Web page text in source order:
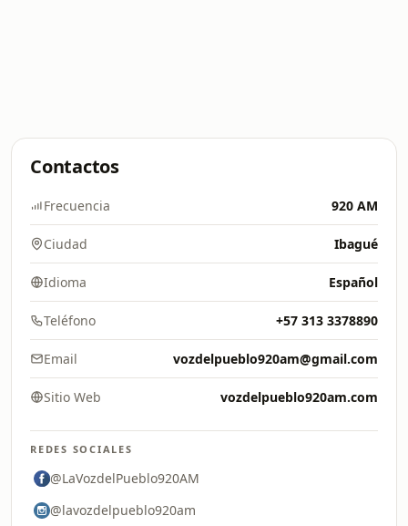
Contactos
Frecuencia 920 AM
Ciudad Ibagué
Idioma Español
Teléfono +57 313 3378890
Email vozdelpueblo920am@gmail.com
Sitio Web vozdelpueblo920am.com
REDES SOCIALES
@LaVozdelPueblo920AM
@lavozdelpueblo920am